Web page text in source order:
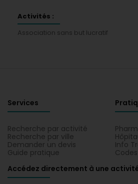
Activités :
Association sans but lucratif
Services
Recherche par activité
Recherche par ville
Demander un devis
Guide pratique
Info
Accédez directement à une